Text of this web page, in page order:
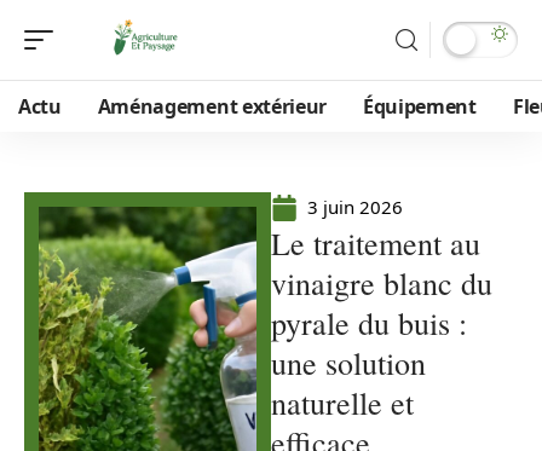
Actu Aménagement extérieur Équipement
3 juin 2026
Le traitement au
vinaigre blanc du
pyrale du buis :
une solution
naturelle et
efficace